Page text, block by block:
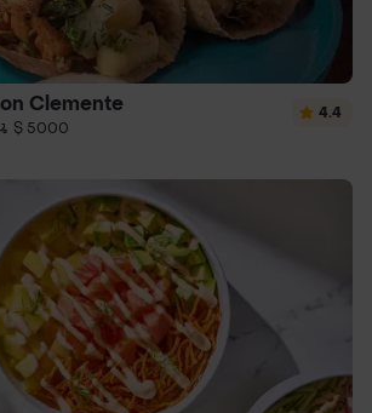
Clemente
$ 5000
4.4